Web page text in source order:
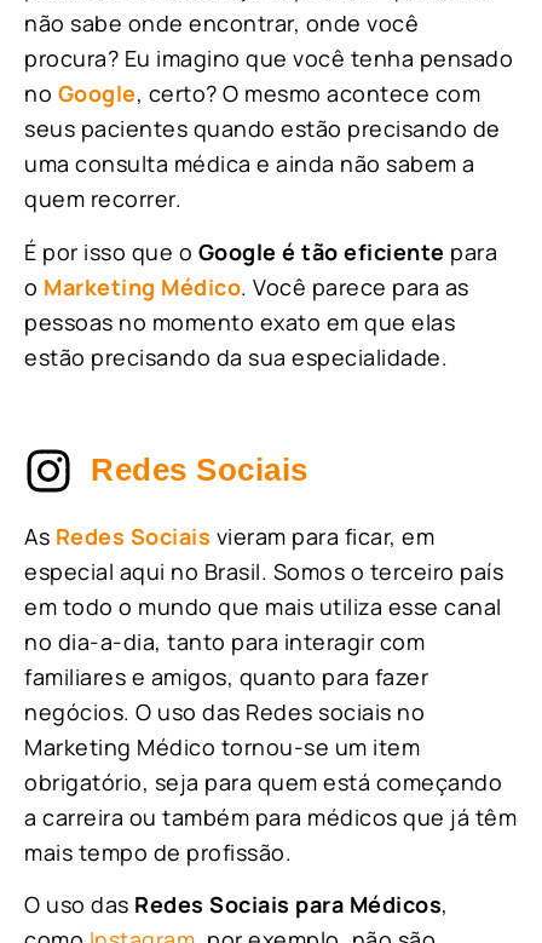
não sabe onde encontrar, onde você
procura? Eu imagino que você tenha pensado
no Google, certo? O mesmo acontece com
seus pacientes quando estão precisando de
uma consulta médica e ainda não sabem a
quem recorrer.
É por isso que o Google é tão eficiente para
o Marketing Médico. Você parece para as
pessoas no momento exato em que elas
estão precisando da sua especialidade.
Redes Sociais
As Redes Sociais vieram para ficar, em
especial aqui no Brasil. Somos o terceiro país
em todo o mundo que mais utiliza esse canal
no dia-a-dia, tanto para interagir com
familiares e amigos, quanto para fazer
negócios. O uso das Redes sociais no
Marketing Médico tornou-se um item
obrigatório, seja para quem está começando
a carreira ou também para médicos que já têm
mais tempo de profissão.
O uso das Redes Sociais para Médicos,